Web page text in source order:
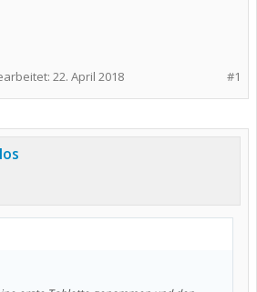
#1
22. April 2018